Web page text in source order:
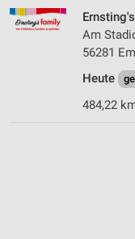
Am
56281
Heute
484,22